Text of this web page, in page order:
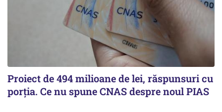
Proiect de 494 milioane de lei, răspunsuri cu
porția. Ce nu spune CNAS despre noul PIAS